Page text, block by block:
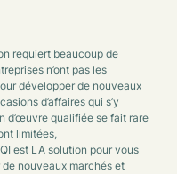
requiert beaucoup de
n’ont pas les
développer de nouveaux
d’affaires qui s’y
d’œuvre qualifiée se fait rare
limitées,
est LA solution pour vous
de nouveaux marchés et